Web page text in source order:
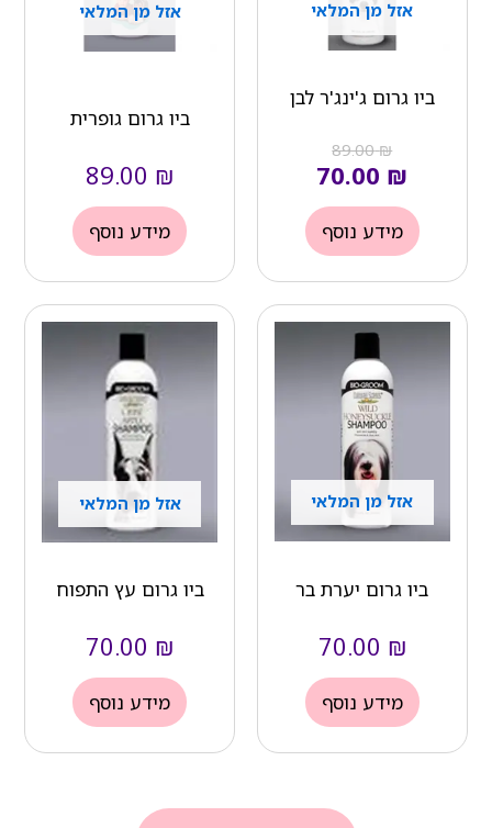
אזל מן המלאי
ביו גרום ג'ינג'ר לבן
₪
89.00
₪
מידע נוסף
אזל מן המלאי
ביו גרום גופרית
₪
מידע נוסף
אזל מן המלאי
ביו גרום יערת בר
₪
מידע נוסף
אזל מן המלאי
ביו גרום עץ התפוח
₪
מידע נוסף